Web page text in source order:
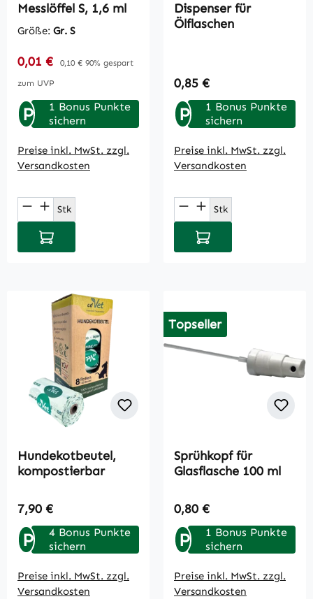
Messlöffel S, 1,6 ml
Größe: Gr. S
Verkaufspreis:
0,01 € Regulärer Preis:
0,10 € 90% gespart
zum UVP
P
1 Bonus Punkte
sichern
Preise inkl. MwSt. zzgl.
Versandkosten
Produkt Anzahl: Gib den gewünschten
Stk
In den Warenkorb
Dispenser für
Ölflaschen
Regulärer Preis:
0,85 €
P
1 Bonus Punkte
sichern
Preise inkl. MwSt. zzgl.
Versandkosten
Produkt Anzahl:
Stk
In den Warenkorb
Hundekotbeutel,
kompostierbar
Regulärer Preis:
7,90 €
P
4 Bonus Punkte
sichern
Preise inkl. MwSt. zzgl.
Versandkosten
Topseller
Sprühkopf für
Glasflasche 100 ml
Regulärer Preis:
0,80 €
P
1 Bonus Punkte
sichern
Preise inkl. MwSt. zzgl.
Versandkosten